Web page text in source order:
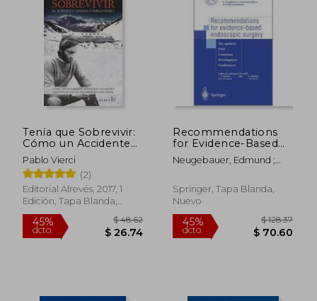
Tenía que Sobrevivir:
Cómo un Accidente
Aéreo en los Andes
Inspiró mi Vocación
Para Salvar Vidas
Pablo Vierci
(2)
Editorial Alrevés, 2017, 1
Edición, Tapa Blanda,
Nuevo
Recommendations
for Evidence-Based
Endoscopic Surgery:
The Updated Eaes
Development
Conferences (en
Neugebauer, Edmund ;
Springer, Tapa Blanda,
Nuevo